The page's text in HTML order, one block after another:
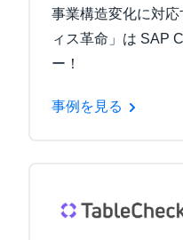
事業構造変化に対
ィス革命」は SAP
ー！
事例を見る